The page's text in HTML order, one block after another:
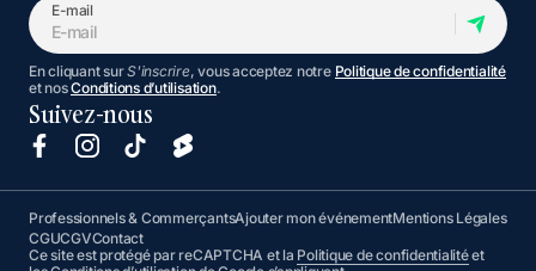
E-mail
En cliquant surS'inscrire, vous acceptez notre Politique de confidentialité
et nosConditions d’utilisation.
Suivez-nous
Professionnels & CommerçantsAjouter mon événementMentions Légales
CGUCGVContact
Ce site est protégé par reCAPTCHA et la Politique de confidentialitéet